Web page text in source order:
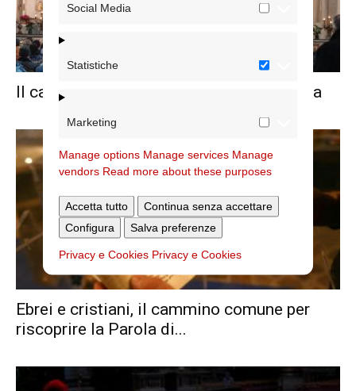
Social Media
Statistiche
Marketing
Manage options Manage services Manage
vendors Read more about these purposes
Accetta tutto
Continua senza accettare
Configura
Salva preferenze
Privacy e Cookies Privacy e Cookies
Il cammino di Pietro, il via a Santa Cecilia
Ebrei e cristiani, il cammino comune per
riscoprire la Parola di...